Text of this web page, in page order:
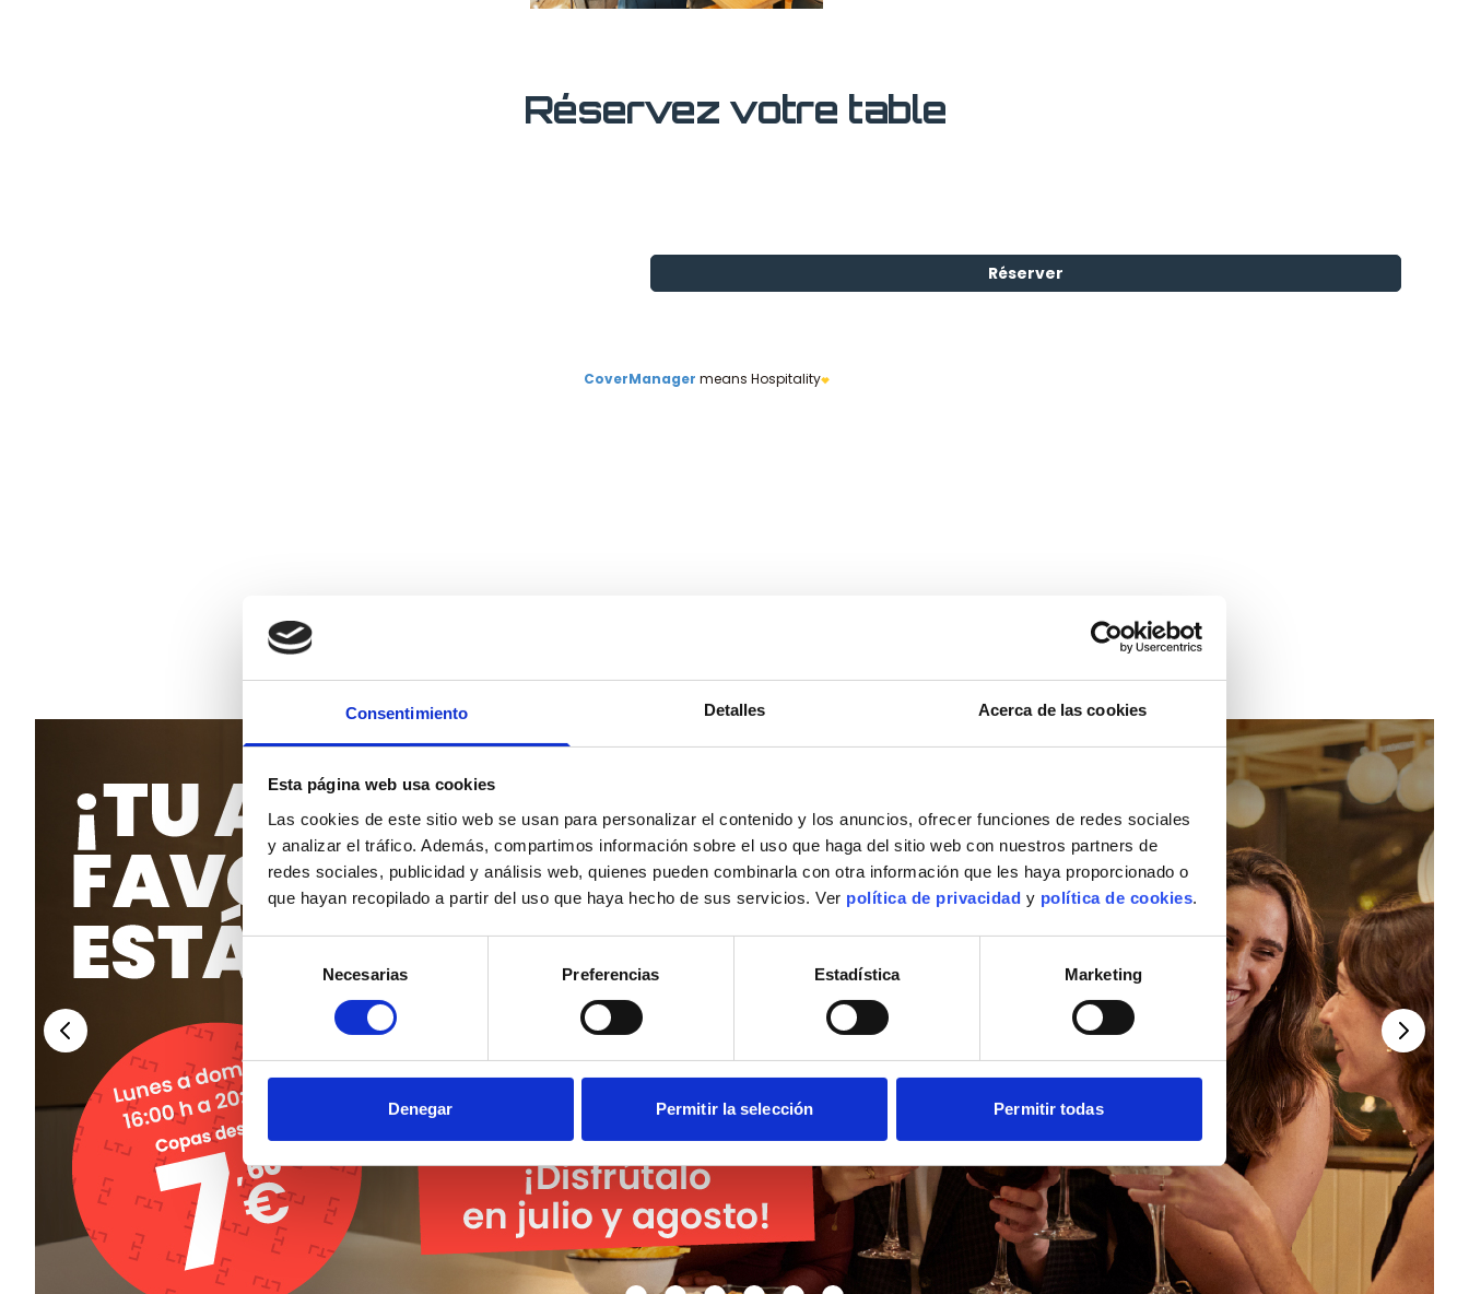
Consentimiento Detalles Acerca de las cookies
Esta página web usa cookies
Las cookies de este sitio web se usan para personalizar el contenido y los anuncios, ofrecer funciones de redes sociales
y analizar el tráfico. Además, compartimos información sobre el uso que haga del sitio web con nuestros partners de
redes sociales, publicidad y análisis web, quienes pueden combinarla con otra información que les haya proporcionado o
que hayan recopilado a partir del uso que haya hecho de sus servicios. Ver política de privacidad y política de cookies.
de
consentimiento
Necesarias Preferencias Estadística Marketing
Denegar Permitir la selección Permitir todas
Réservez votre table